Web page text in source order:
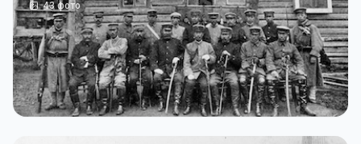
43фото